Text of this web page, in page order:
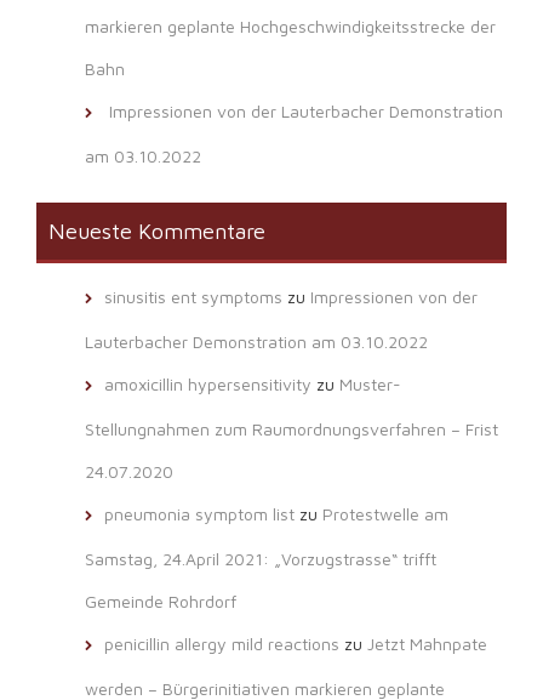
markieren geplante Hochgeschwindigkeitsstrecke der
Bahn
Impressionen von der Lauterbacher Demonstration
am 03.10.2022
Neueste Kommentare
sinusitis ent symptoms zu Impressionen von der
Lauterbacher Demonstration am 03.10.2022
amoxicillin hypersensitivity zu Muster-
Stellungnahmen zum Raumordnungsverfahren – Frist
24.07.2020
pneumonia symptom list zu Protestwelle am
Samstag, 24.April 2021: „Vorzugstrasse“ trifft
Gemeinde Rohrdorf
penicillin allergy mild reactions zu Jetzt Mahnpate
werden – Bürgerinitiativen markieren geplante